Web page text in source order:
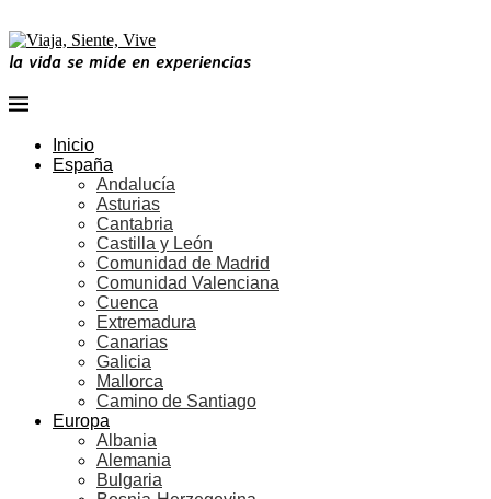
la vida se mide en experiencias
Inicio
España
Andalucía
Asturias
Cantabria
Castilla y León
Comunidad de Madrid
Comunidad Valenciana
Cuenca
Extremadura
Canarias
Galicia
Mallorca
Camino de Santiago
Europa
Albania
Alemania
Bulgaria